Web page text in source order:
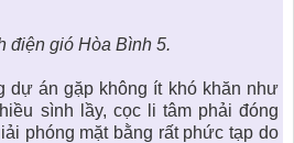
điện gió Hòa Bình 5.
dự án gặp không ít khó khăn như
sình lầy, cọc li tâm phải đóng
phóng mặt bằng rất phức tạp do